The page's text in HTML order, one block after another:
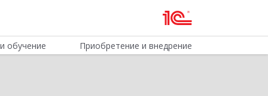
обучение Приобретение и внедрение